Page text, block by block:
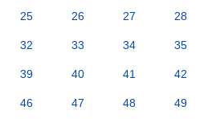
25 26 27 28
32 33 34 35
39 40 41 42
46 47 48 49